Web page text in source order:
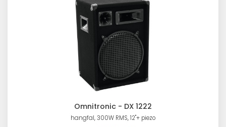
Omnitronic - DX 1222
hangfal, 300W RMS, 12"+ piezo